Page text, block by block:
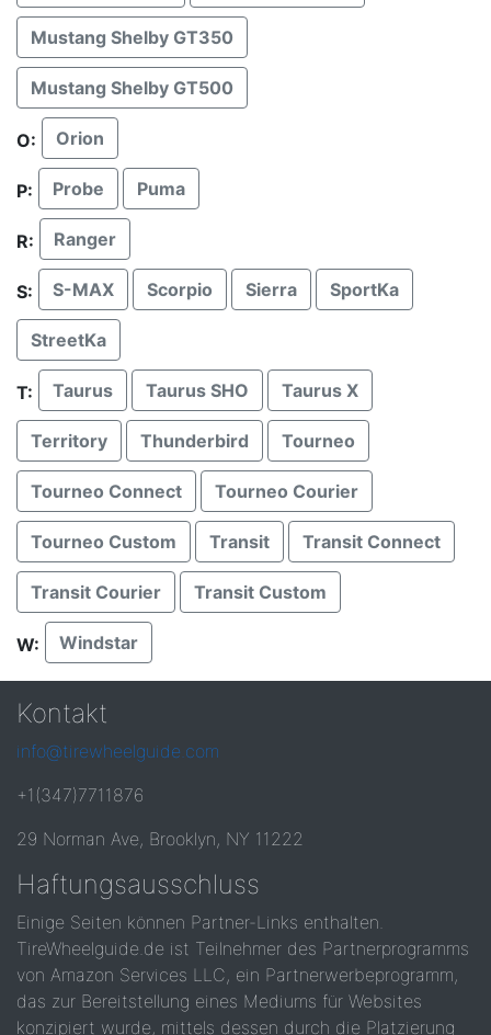
Mustang Shelby GT350
Mustang Shelby GT500
O: Orion
P: Probe Puma
R: Ranger
S: S-MAX Scorpio Sierra SportKa
StreetKa
T: Taurus Taurus SHO Taurus X
Territory Thunderbird Tourneo
Tourneo Connect Tourneo Courier
Tourneo Custom Transit Transit Connect
Transit Courier Transit Custom
W: Windstar
Kontakt
info@tirewheelguide.com
+1(347)7711876
29 Norman Ave, Brooklyn, NY 11222
Haftungsausschluss
Einige Seiten können Partner-Links enthalten.
TireWheelguide.de ist Teilnehmer des Partnerprogramms
von Amazon Services LLC, ein Partnerwerbeprogramm,
das zur Bereitstellung eines Mediums für Websites
konzipiert wurde, mittels dessen durch die Platzierung